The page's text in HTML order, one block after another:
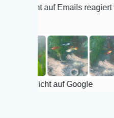
Emails reagiert wie
auf Google